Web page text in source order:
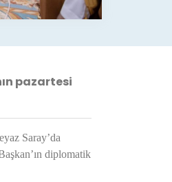
pazartesi
Saray’da
diplomatik